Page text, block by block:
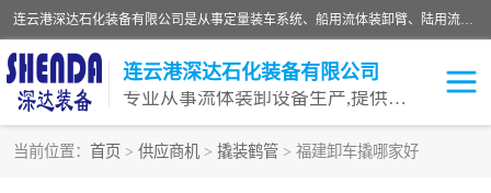
连云港深达石化装备有限公司是从事定量装车系统、船用流体装卸臂、陆用流体装卸臂（鹤管）、活动梯、钢构平台等全系列流体装卸设备的设计、制造、销售以及服务的专业供应商。公司始终以客户为中心，密切跟踪国内外油气储运及装卸设备先进技术的发展，以先进的技术、优质的产品、一流的服务，满足客户需求。
连云港深达石化装备有限公司
专业从事流体装卸设备生产,提供全面解决方案，生产与定制服务
当前位置： 首页 > 供应商机 > 撬装鹤管 > 福建卸车撬哪家好